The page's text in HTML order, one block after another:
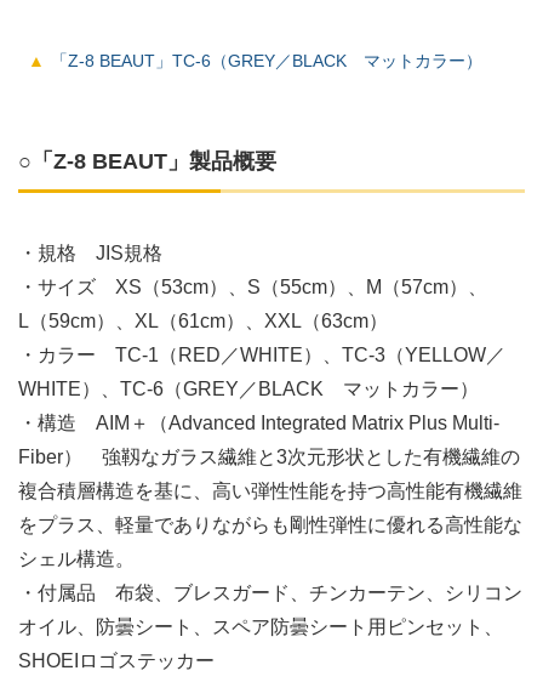
「Z-8 BEAUT」TC-6（GREY／BLACK マットカラー）
○「Z-8 BEAUT」製品概要
・規格 JIS規格
・サイズ XS（53cm）、S（55cm）、M（57cm）、
L（59cm）、XL（61cm）、XXL（63cm）
・カラー TC-1（RED／WHITE）、TC-3（YELLOW／
WHITE）、TC-6（GREY／BLACK マットカラー）
・構造 AIM＋（Advanced Integrated Matrix Plus Multi-
Fiber） 強靱なガラス繊維と3次元形状とした有機繊維の
複合積層構造を基に、高い弾性性能を持つ高性能有機繊維
をプラス、軽量でありながらも剛性弾性に優れる高性能な
シェル構造。
・付属品 布袋、ブレスガード、チンカーテン、シリコン
オイル、防曇シート、スペア防曇シート用ピンセット、
SHOEIロゴステッカー